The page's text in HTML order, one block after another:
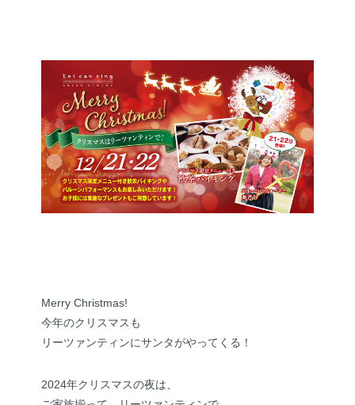
Merry Christmas!
今年のクリスマスも
リーツァンティンにサンタがやってくる！
2024年クリスマスの夜は、